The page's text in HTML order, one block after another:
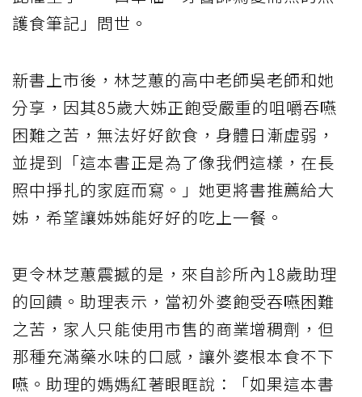
護食筆記」問世。
新書上市後，林芝蕙的高中老師吳老師和她
分享，因其85歲大姊正飽受嚴重的咀嚼吞嚥
困難之苦，無法好好飲食，身體日漸虛弱，
並提到「這本書正是為了像我們這樣，在長
照中掙扎的家庭而寫。」她更將書推薦給大
姊，希望讓姊姊能好好的吃上一餐。
更令林芝蕙震撼的是，來自診所內18歲助理
的回饋。助理表示，當初外婆飽受吞嚥困難
之苦，家人只能使用市售的商業增稠劑，但
那種充滿藥水味的口感，讓外婆根本食不下
嚥。助理的媽媽紅著眼眶說：「如果這本書